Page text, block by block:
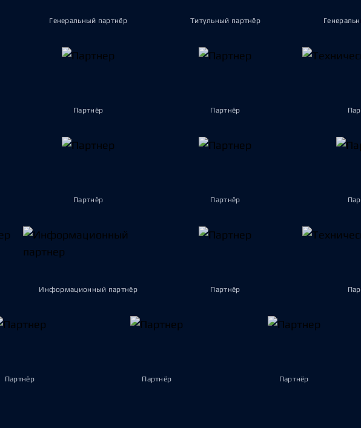
Генеральный партнёр Титульный партнёр
Партнёр Партнёр
Партнёр Партнёр
Информационный партнёр Партнёр
Партнёр Партнёр Партнёр